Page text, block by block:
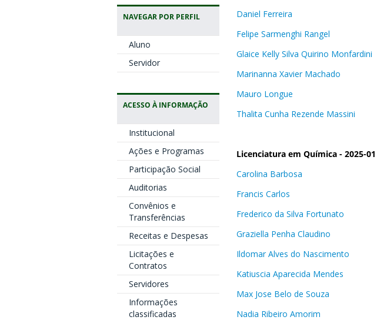
NAVEGAR POR PERFIL
Aluno
Servidor
ACESSO À INFORMAÇÃO
Institucional
Ações e Programas
Participação Social
Auditorias
Convênios e
Transferências
Receitas e Despesas
Licitações e
Contratos
Servidores
Informações
classificadas
Daniel Ferreira
Felipe Sarmenghi Rangel
Glaice Kelly Silva Quirino Monfardini
Marinanna Xavier Machado
Mauro Longue
Thalita Cunha Rezende Massini
Licenciatura em Química - 2025-01
Carolina Barbosa
Francis Carlos
Frederico da Silva Fortunato
Graziella Penha Claudino
Ildomar Alves do Nascimento
Katiuscia Aparecida Mendes
Max Jose Belo de Souza
Nadia Ribeiro Amorim